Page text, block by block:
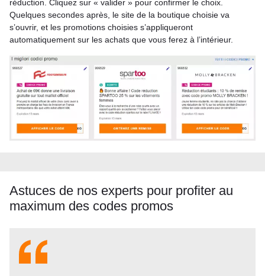
réduction. Cliquez sur « valider » pour confirmer le choix.
Quelques secondes après, le site de la boutique choisie va
s’ouvrir, et les promotions choisies s’appliqueront
automatiquement sur les achats que vous ferez à l’intérieur.
Astuces de nos experts pour profiter au
maximum des codes promos